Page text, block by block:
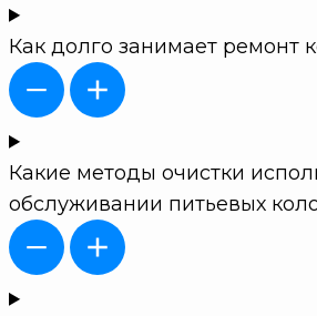
Как долго занимает ремонт
Какие методы очистки
обслуживании питьевых